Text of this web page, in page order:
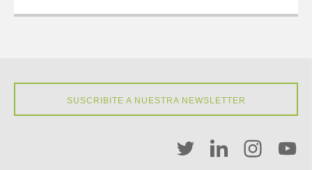
SUSCRIBITE A NUESTRA NEWSLETTER